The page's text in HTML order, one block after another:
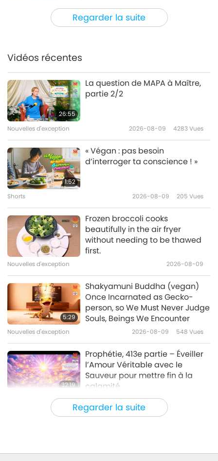
Regarder la suite
Entre Maître et disciples 2026-06-08
38:52
40:57
Le Roi de Mara fait part des 10
Riez jusqu’au Paradis, partie 1/8
36:56
Les 112 méthodes de
concentration de Shiva II, partie
1/4
Vues
37:31
Les 112 méthodes de
concentration de Shiva I, partie
1/7
5687
Regarder la suite
Vidéos récentes
26:55
La question de MAPA à Maître,
partie 2/2
Nouvelles d'exception 2026-08-09 4283Vues
1:52
« Végan : pas besoin
d’interroger ta conscience ! »
Shorts 2026-08-09 205 Vues
Frozen broccoli cooks
beautifully in the air fryer
without needing to be thawed
first.
Nouvelles d'exception 2026-08-09
5:29
Shakyamuni Buddha (vegan)
Once Incarnated as Gecko-
person, so We Must Never Judge
Souls, Beings We Encounter
Nouvelles d'exception 2026-08-09 548 Vues
32:19
Prophétie, 413e partie – Éveiller
l’Amour Véritable avec le
Sauveur pour mettre fin à la
calamité
Série en plusieurs parties sur les
anciennes prédictions à propos de notre
2026-08-09
32:43